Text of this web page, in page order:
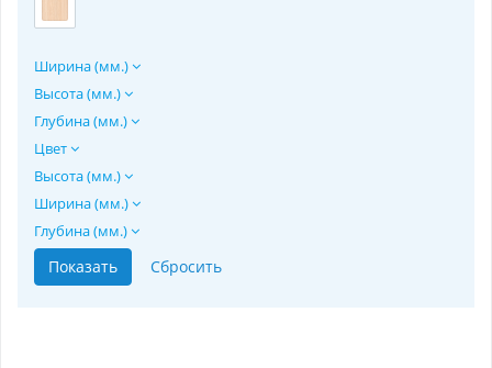
Ширина (мм.)
Высота (мм.)
Глубина (мм.)
Цвет
Высота (мм.)
Ширина (мм.)
Глубина (мм.)